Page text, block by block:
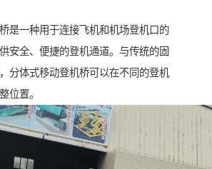
是一种用于连接飞机和机场登机口的
安全、便捷的登机通道。与传统的固
分体式移动登机桥可以在不同的登机
位置。